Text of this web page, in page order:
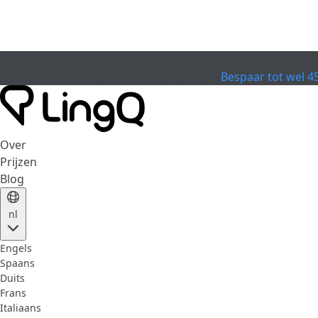
Bespaar tot wel
Over
Prijzen
Blog
nl
Engels
Spaans
Duits
Frans
Italiaans